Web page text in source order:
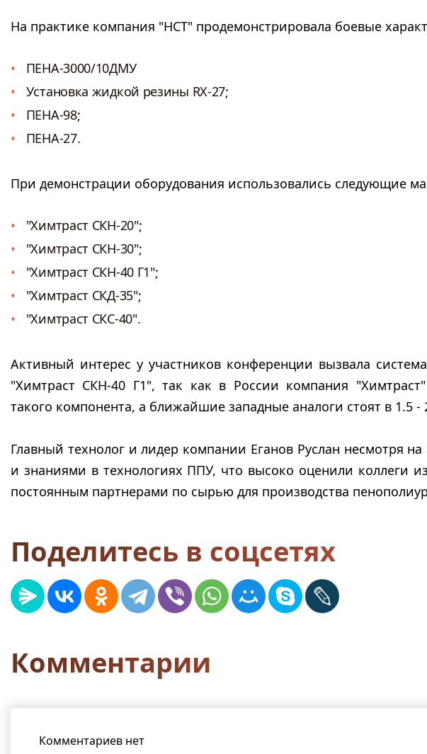
На практике компания "НСТ" продемонстрировала боевые
ПЕНА-3000/10ДМУ
Установка жидкой резины RX-27;
ПЕНА-98;
ПЕНА-27.
При демонстрации оборудования использовались следующие
"Химтраст СКН-20";
"Химтраст СКН-30";
"Химтраст СКН-40 Г1";
"Химтраст СКД-35";
"Химтраст СКС-40".
Активный интерес у участников конференции вызвала
"Химтраст СКН-40 Г1", так как в России компания
такого компонента, а ближайшие западные аналоги стоят в 1.5 -
Главный технолог и лидер компании Еганов Руслан несмотря
и знаниями в технологиях ППУ, что высоко оценили коллеги
постоянным партнерами по сырью для производства
Поделитесь в соцсетях
Комментарии
Комментариев нет